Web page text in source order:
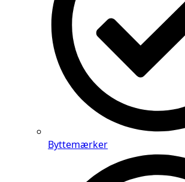
Byttemærker